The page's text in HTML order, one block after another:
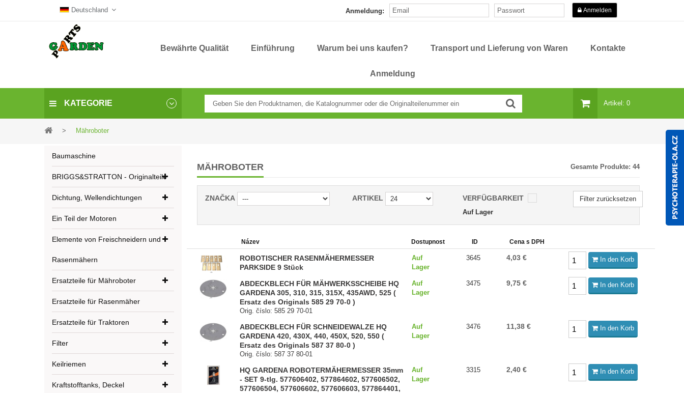
Deutschland Anmeldung: Anmelden
Bewährte Qualität Einführung Warum bei uns kaufen? Transport und Lieferung von Waren Kontakte
Anmeldung
KATEGORIE Artikel: 0
> Mähroboter
Baumaschine
BRIGGS&STRATTON - Originalteile
Dichtung, Wellendichtungen
Ein Teil der Motoren
Elemente von Freischneidern und
Rasenmähern
Ersatzteile für Mähroboter
Ersatzteile für Rasenmäher
Ersatzteile für Traktoren
Filter
Keilriemen
Kraftstofftanks, Deckel
MÄHROBOTER Gesamte Produkte: 44
ZNAČKA ARTIKEL VERFÜGBARKEIT
Auf Lager
Filter zurücksetzen
Název Dostupnost ID Cena s DPH
ROBOTISCHER RASENMÄHERMESSER
PARKSIDE 9 Stück
Auf
Lager
3645 4,03 € In den Korb
ABDECKBLECH FÜR MÄHWERKSSCHEIBE HQ
GARDENA 305, 310, 315, 315X, 435AWD, 525 (
Ersatz des Originals 585 29 70-0 )
Orig. číslo: 585 29 70-01
Auf
Lager
3475 9,75 € In den Korb
ABDECKBLECH FÜR SCHNEIDEWALZE HQ
GARDENA 420, 430X, 440, 450X, 520, 550 (
Ersatz des Originals 587 37 80-0 )
Orig. číslo: 587 37 80-01
Auf
Lager
3476 11,38 € In den Korb
HQ GARDENA ROBOTERMÄHERMESSER 35mm
- SET 9-tlg. 577606402, 577864602, 577606502,
577606504, 577606602, 577606603, 577864401,
Auf
Lager
3315 2,40 € In den Korb